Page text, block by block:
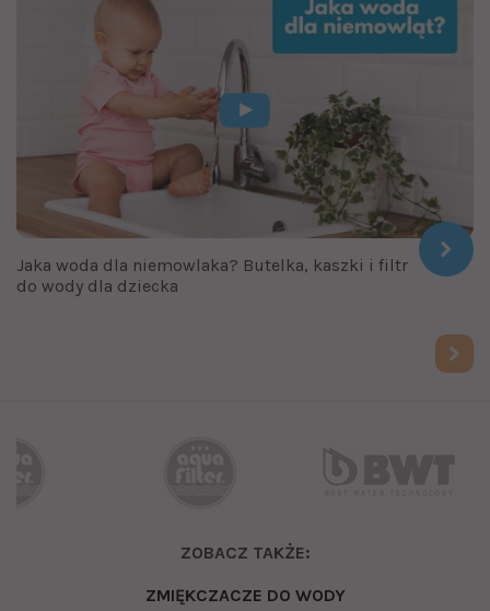
Jaka woda dla niemowlaka? Butelka, kaszki i filtr
do wody dla dziecka
ZOBACZ TAKŻE:
ZMIĘKCZACZE DO WODY